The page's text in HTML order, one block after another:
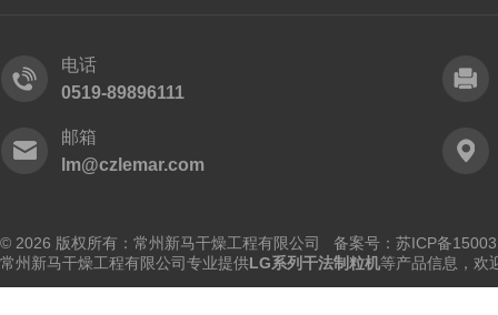
电话
0519-89896111
邮箱
lm@czlemar.com
© 2026 版权所有：常州新马干燥工程有限公司 备案号： 苏ICP备
常州新马干燥工程有限公司专业提供LG系列干法制粒机等产品信息，欢